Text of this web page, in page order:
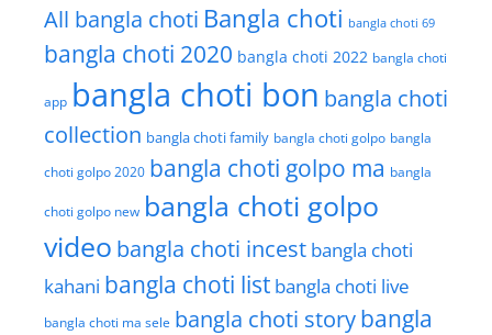
All bangla choti Bangla choti bangla choti 69
bangla choti 2020 bangla choti 2022 bangla choti
app bangla choti bon bangla choti
collection bangla choti family bangla choti golpo bangla
choti golpo 2020 bangla choti golpo ma bangla
choti golpo new bangla choti golpo
video bangla choti incest bangla choti
kahani bangla choti list bangla choti live
bangla choti ma sele bangla choti storybangla